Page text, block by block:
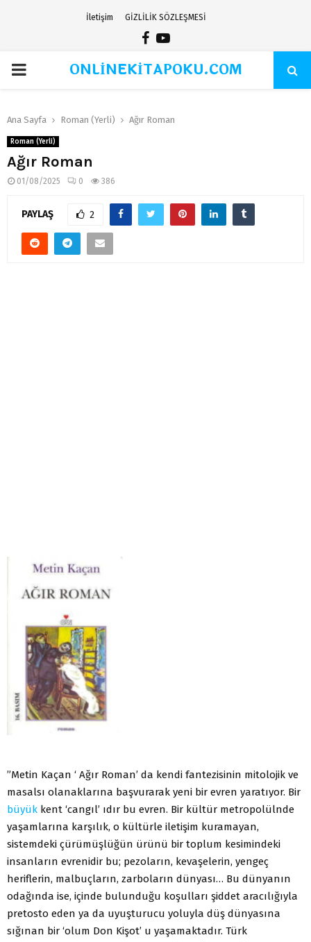
İletişim GİZLİLİK SÖZLEŞMESİ
Facebook
Youtube
PRIMARYONLİNEKİTAPOKU.COM
Ana Sayfa Roman (Yerli) Ağır Roman
Roman (Yerli)
Ağır Roman
01/08/2025 0 386
PAYLAŞ 2
”Metin Kaçan ‘ Ağır Roman’ da kendi fantezisinin mitolojik ve
masalsı olanaklarına başvurarak yeni bir evren yaratıyor. Bir
büyük kent ‘cangıl’ ıdır bu evren. Bir kültür metropolülnde
yaşamlarına karşılık, o kültürle iletişim kuramayan,
sistemdeki çürümüşlüğün ürünü bir toplum kesimindeki
insanların evrenidir bu; pezoların, kevaşelerin, yengeç
heriflerin, malbuçların, zarboların dünyası… Bu dünyanın
odağında ise, içinde bulunduğu koşulları şiddet aracılığıyla
pretosto eden ya da uyuşturucu yoluyla düş dünyasına
sığınan bir ‘olum Don Kişot’ u yaşamaktadır. Türk